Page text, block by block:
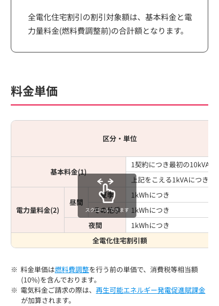
全電化住宅割引の割引対象額は、基本料金と電
力量料金(燃料費調整前)の合計額となります。
料金単価
区分・単位
基本料金(1)
1契約につき最初の10kVAま
上記をこえる1kVAにつき
電力量料金(2)
昼間
夏季
1kWhにつき
その他季
1kWhにつき
夜間
1kWhにつき
全電化住宅割引額
スクロールできます
料金単価は燃料費調整を行う前の単価で、消費税等相当額
(10%)を含んでおります。
電気料金ご請求の際は、再生可能エネルギー発電促進賦課金
が加算されます。